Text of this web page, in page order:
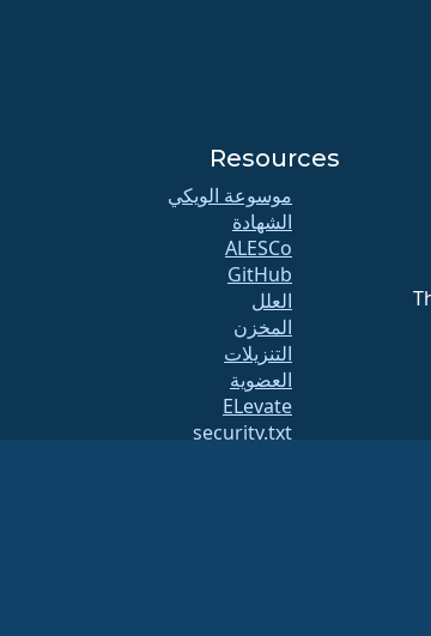
Resources
موسوعة الويكي
الشهادة
ALESCo
GitHub
العلل
المخزن
التنزيلات
العضوية
ELevate
security.txt